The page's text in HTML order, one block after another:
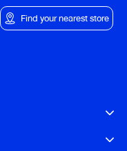
Find your nearest store